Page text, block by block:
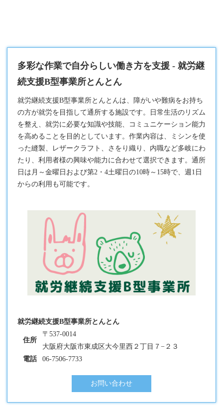
多彩な作業で自分らしい働き方を支援 - 就労継
続支援B型事業所とんとん
就労継続支援B型事業所とんとんは、障がいや難病をお持ち
の方が就労を目指して通所する施設です。日常生活のリズム
を整え、就労に必要な知識や技能、コミュニケーション能力
を高めることを目的としています。作業内容は、ミシンを使
った縫製、レザークラフト、さをり織り、内職など多岐にわ
たり、利用者様の興味や能力に合わせて選択できます。通所
日は月～金曜日および第2・4土曜日の10時～15時で、週1日
からの利用も可能です。
就労継続支援B型事業所とんとん
住所
〒537-0014
大阪府大阪市東成区大今里西２丁目７−２３
電話
06-7506-7733
お問い合わせ